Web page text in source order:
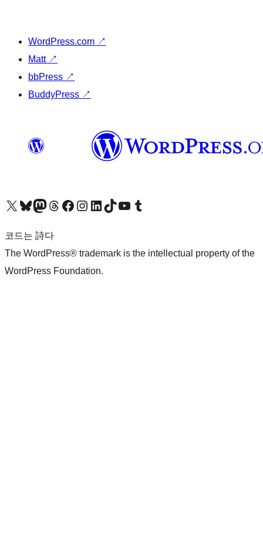
WordPress.com ↗
Matt ↗
bbPress ↗
BuddyPress ↗
X(이전 트위터) 계정 방문하기블루스카이 계정 방문하기마스토돈 계정 방문하기스레드 계정 방문하기 페이스북 페이지 방문하기인스타그램 계정 방문하기 LinkedIn 계정 방문하기틱톡 계정 방문하기유튜브 채널 방문하기 텀블러 계정 방문하기
코드는 詩다
The WordPress® trademark is the intellectual property of the
WordPress Foundation.